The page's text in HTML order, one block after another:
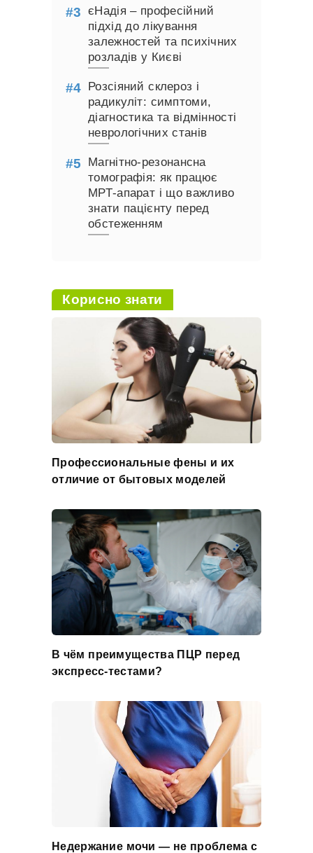
єНадія – професійний
підхід до лікування
залежностей та психічних
розладів у Києві
Розсіяний склероз і
радикуліт: симптоми,
діагностика та відмінності
неврологічних станів
Магнітно-резонансна
томографія: як працює
МРТ-апарат і що важливо
знати пацієнту перед
обстеженням
Корисно знати
Профессиональные фены и их
отличие от бытовых моделей
В чём преимущества ПЦР перед
экспресс-тестами?
Недержание мочи — не проблема с